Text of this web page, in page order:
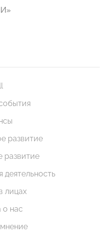
развитие
развитие
лицах
о нас